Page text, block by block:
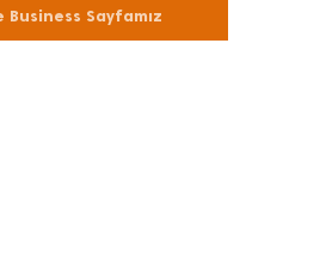
Business Sayfamız